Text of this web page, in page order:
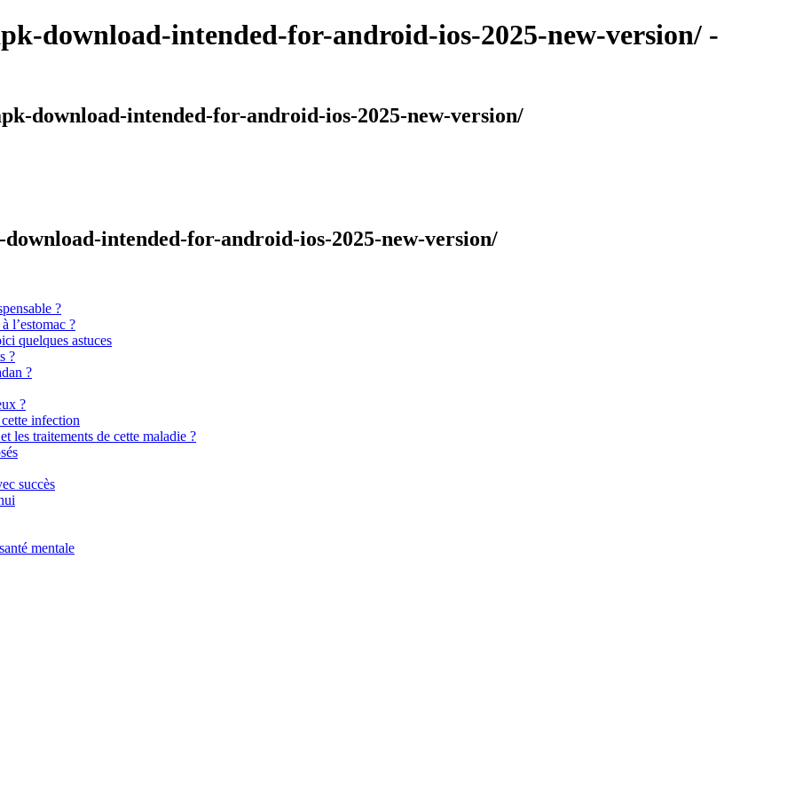
download-intended-for-android-ios-2025-new-version/ -
download-intended-for-android-ios-2025-new-version/
intended-for-android-ios-2025-new-version/
?
l’estomac ?
quelques astuces
?
?
?
infection
les traitements de cette maladie ?
succès
mentale